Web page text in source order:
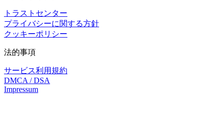
トラストセンター
プライバシーに関する方針
クッキーポリシー
法的事項
サービス利用規約
DMCA / DSA
Impressum